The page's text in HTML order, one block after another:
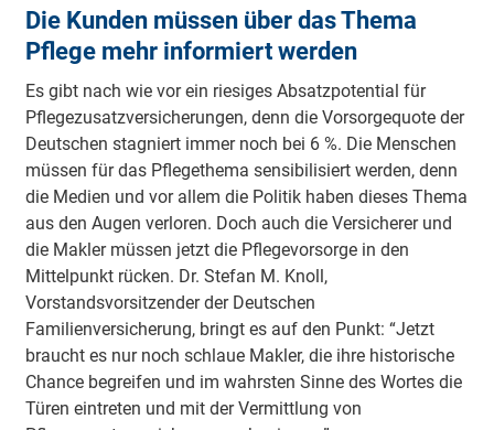
Die Kunden müssen über das Thema
Pflege mehr informiert werden
Es gibt nach wie vor ein riesiges Absatzpotential für
Pflegezusatzversicherungen, denn die Vorsorgequote der
Deutschen stagniert immer noch bei 6 %. Die Menschen
müssen für das Pflegethema sensibilisiert werden, denn
die Medien und vor allem die Politik haben dieses Thema
aus den Augen verloren. Doch auch die Versicherer und
die Makler müssen jetzt die Pflegevorsorge in den
Mittelpunkt rücken. Dr. Stefan M. Knoll,
Vorstandsvorsitzender der Deutschen
Familienversicherung, bringt es auf den Punkt: “Jetzt
braucht es nur noch schlaue Makler, die ihre historische
Chance begreifen und im wahrsten Sinne des Wortes die
Türen eintreten und mit der Vermittlung von